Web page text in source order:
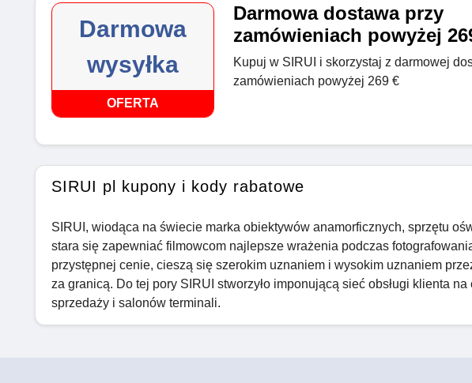
Darmowa
wysyłka
OFERTA
Darmowa dostawa przy
zamówieniach powyżej
Kupuj w SIRUI i skorzystaj z darmowej
zamówieniach powyżej 269 €
SIRUI pl kupony i kody rabatowe
SIRUI, wiodąca na świecie marka obiektywów anamorficznych, sprzętu
stara się zapewniać filmowcom najlepsze wrażenia podczas
przystępnej cenie, cieszą się szerokim uznaniem i wysokim uznaniem
za granicą. Do tej pory SIRUI stworzyło imponującą sieć obsługi klienta
sprzedaży i salonów terminali.